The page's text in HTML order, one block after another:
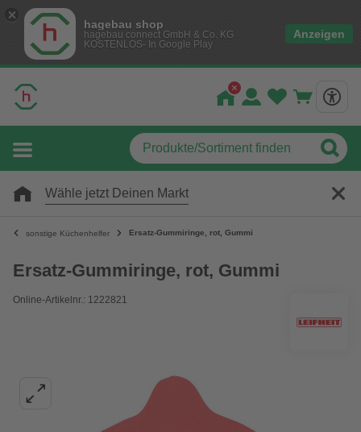
hagebau shop
hagebau connect GmbH & Co. KG
KOSTENLOS- In Google Play
Anzeigen
Wähle jetzt Deinen Markt
sonstige Küchenhelfer Ersatz-Gummiringe, rot, Gummi
Ersatz-Gummiringe, rot, Gummi
Online-Artikelnr.: 1222821